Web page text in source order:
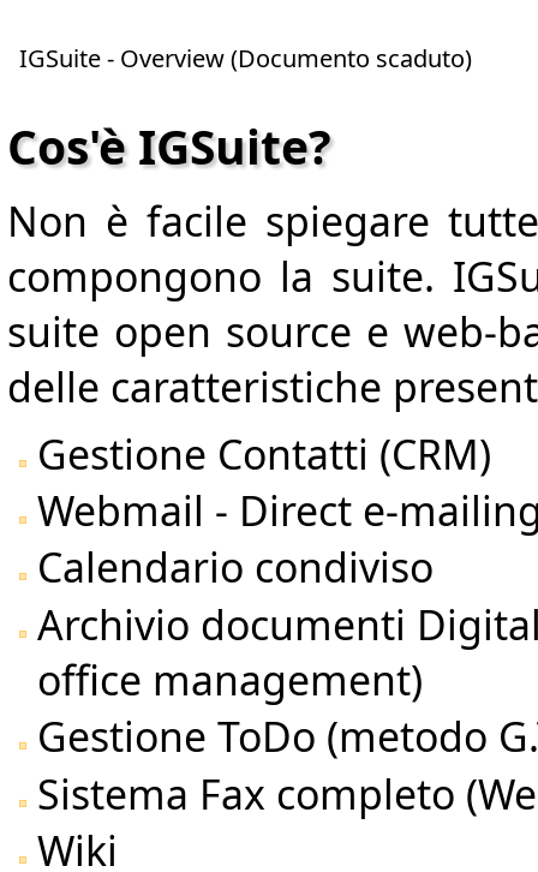
IGSuite - Overview (Documento scaduto)
Cos'è IGSuite?
Non è facile spiegare
compongono la suite.
suite open source e web-
delle caratteristiche
Gestione Contatti (CRM)
Webmail - Direct e-
Calendario condiviso
Archivio documenti
office management)
Gestione ToDo (metodo
Sistema Fax completo
Wiki